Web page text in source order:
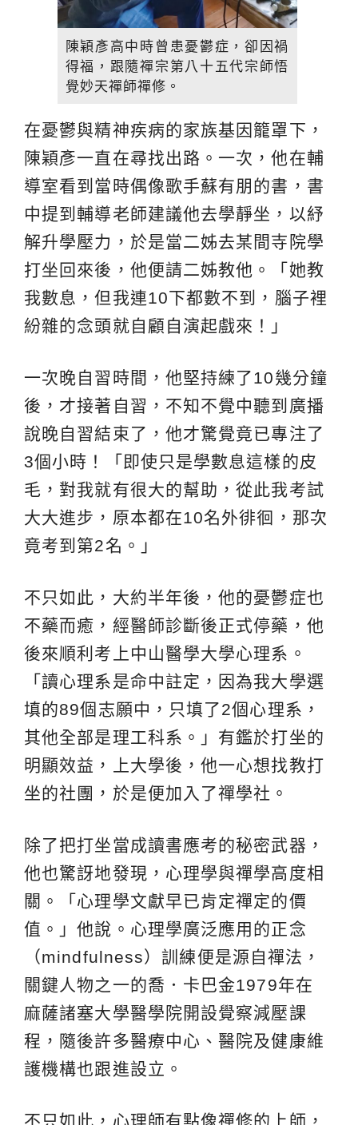
陳穎彥高中時曾患憂鬱症，卻因禍
得福，跟隨禪宗第八十五代宗師悟
覺妙天禪師禪修。
在憂鬱與精神疾病的家族基因籠罩下，
陳穎彥一直在尋找出路。一次，他在輔
導室看到當時偶像歌手蘇有朋的書，書
中提到輔導老師建議他去學靜坐，以紓
解升學壓力，於是當二姊去某間寺院學
打坐回來後，他便請二姊教他。「她教
我數息，但我連10下都數不到，腦子裡
紛雜的念頭就自顧自演起戲來！」
一次晚自習時間，他堅持練了10幾分鐘
後，才接著自習，不知不覺中聽到廣播
說晚自習結束了，他才驚覺竟已專注了
3個小時！「即使只是學數息這樣的皮
毛，對我就有很大的幫助，從此我考試
大大進步，原本都在10名外徘徊，那次
竟考到第2名。」
不只如此，大約半年後，他的憂鬱症也
不藥而癒，經醫師診斷後正式停藥，他
後來順利考上中山醫學大學心理系。
「讀心理系是命中註定，因為我大學選
填的89個志願中，只填了2個心理系，
其他全部是理工科系。」有鑑於打坐的
明顯效益，上大學後，他一心想找教打
坐的社團，於是便加入了禪學社。
除了把打坐當成讀書應考的秘密武器，
他也驚訝地發現，心理學與禪學高度相
關。「心理學文獻早已肯定禪定的價
值。」他說。心理學廣泛應用的正念
（mindfulness）訓練便是源自禪法，
關鍵人物之一的喬．卡巴金1979年在
麻薩諸塞大學醫學院開設覺察減壓課
程，隨後許多醫療中心、醫院及健康維
護機構也跟進設立。
不只如此，心理師有點像禪修的上師，